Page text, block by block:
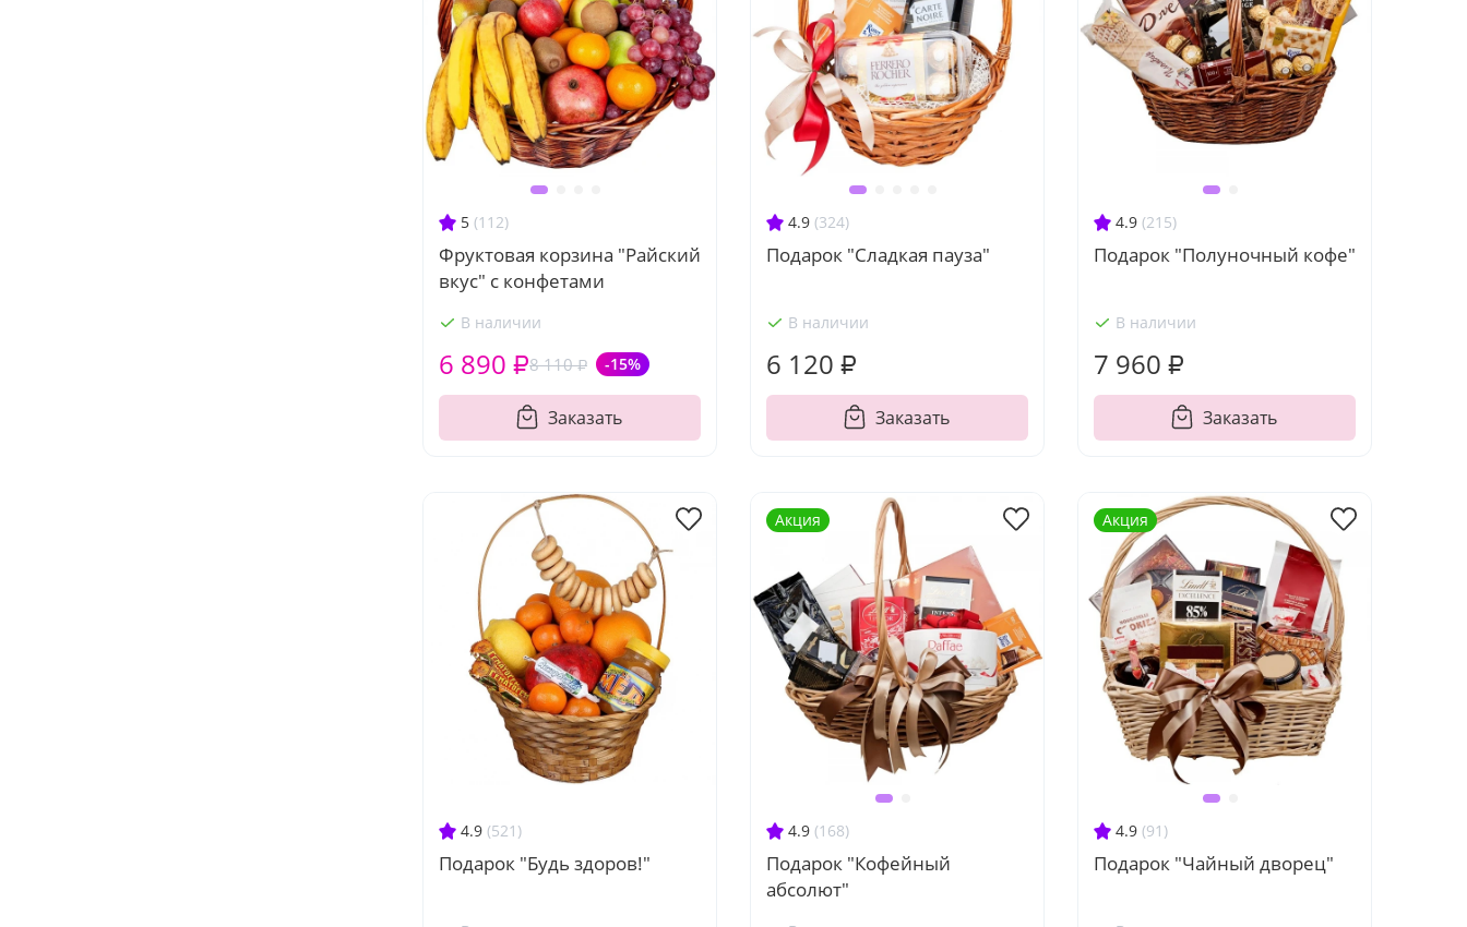
5 (112)
Фруктовая корзина "Райский
вкус" с конфетами
В наличии
8 110 ₽ -15%
6 890 ₽
Заказать
4.9 (324)
Подарок "Сладкая пауза"
В наличии
6 120 ₽
Заказать
4.9 (215)
Подарок "Полуночный кофе"
В наличии
7 960 ₽
Заказать
4.9 (521)
Подарок "Будь здоров!"
4.9 (168)
Подарок "Кофейный
абсолют"
Акция
4.9 (91)
Подарок "Чайный дворец"
Акция